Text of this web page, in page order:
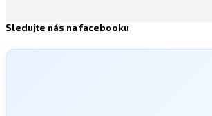
Sledujte nás na facebooku